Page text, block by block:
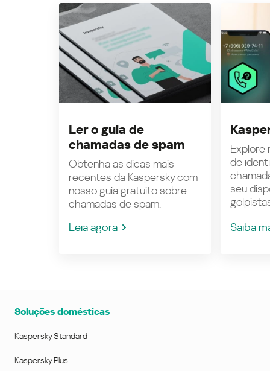
Ler o guia de
chamadas de spam
Obtenha as dicas mais
recentes da Kaspersky com
nosso guia gratuito sobre
chamadas de spam.
Leia agora
Explore
de
seu
Saiba
Soluções domésticas
Kaspersky Standard
Kaspersky Plus